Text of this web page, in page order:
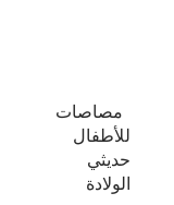
مصاصات
للأطفال
حديثي
الولادة